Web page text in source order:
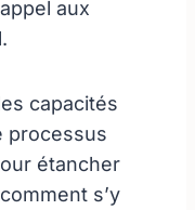
aux
capacités
processus
étancher
s’y